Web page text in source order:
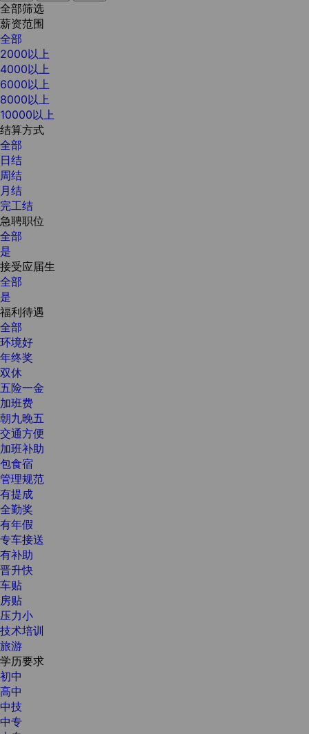
全部筛选
薪资范围
全部
2000以上
4000以上
6000以上
8000以上
10000以上
结算方式
全部
日结
周结
月结
完工结
急聘职位
全部
是
接受应届生
全部
是
福利待遇
全部
环境好
年终奖
双休
五险一金
加班费
朝九晚五
交通方便
加班补助
包食宿
管理规范
有提成
全勤奖
有年假
专车接送
有补助
晋升快
车贴
房贴
压力小
技术培训
旅游
学历要求
初中
高中
中技
中专